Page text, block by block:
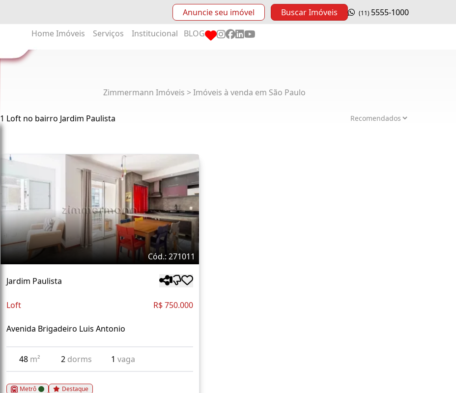
Anuncie seu imóvel Buscar Imóveis (11) 5555-1000
Home Imóveis Serviços Institucional BLOG
Zimmermann Imóveis > Imóveis à venda em São Paulo
1 Loft no bairro Jardim Paulista
Cód.: 271011
Jardim Paulista
Loft R$ 750.000
Avenida Brigadeiro Luis Antonio
48 m² 2 dorms 1 vaga
Metrô Destaque